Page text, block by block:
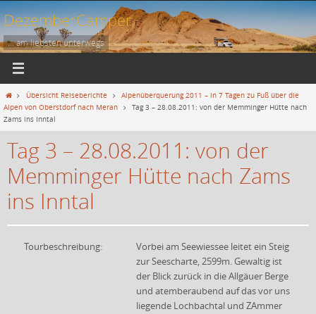
Zum
Inhalt
springen
DezemberCamper
... am liebsten unterwegs
StartÜbersicht Reiseberichte
Alpenüberquerung 2011 – in 7 Tagen zu Fuß über die
Alpen von Oberstdorf nach Meran
Tag 3 – 28.08.2011: von der Memminger Hütte nach
Zams ins Inntal
Tag 3 – 28.08.2011: von der
Memminger Hütte nach Zams
ins Inntal
Tourbeschreibung:
Vorbei am Seewiessee leitet ein Steig
zur Seescharte, 2599m. Gewaltig ist
der Blick zurück in die Allgäuer Berge
und atemberaubend auf das vor uns
liegende Lochbachtal und ZAmmer